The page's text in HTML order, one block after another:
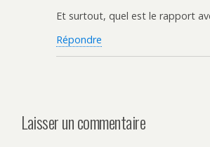
Et surtout, quel est le rapport
Répondre
Laisser un commentaire